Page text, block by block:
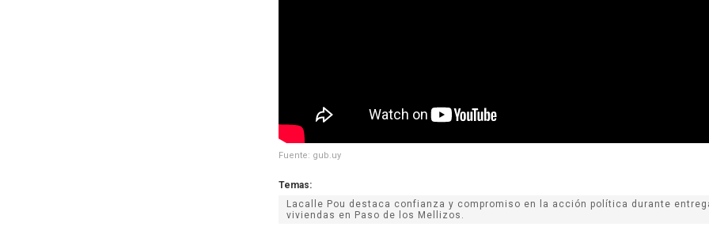
Fuente: gub.uy
Temas:
Lacalle Pou destaca confianza y compromiso en la acción política durante
viviendas en Paso de los Mellizos.